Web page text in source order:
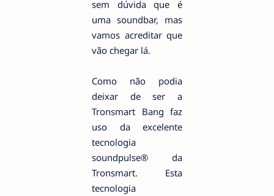
sem dúvida que é
uma soundbar, mas
vamos acreditar que
vão chegar lá.
Como não podia
deixar de ser a
Tronsmart Bang faz
uso da excelente
tecnologia
soundpulse® da
Tronsmart. Esta
tecnologia